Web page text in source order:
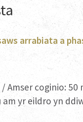
arrabiata a
Amser coginio: 50
yr eildro yn